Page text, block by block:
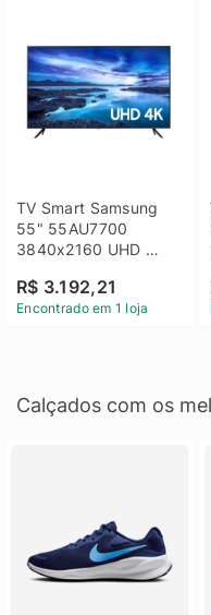
TV Smart Samsung
55" 55AU7700
3840x2160 UHD
Bluetooth
R$ 3.192,21
Encontrado em 1 loja
Calçados com os